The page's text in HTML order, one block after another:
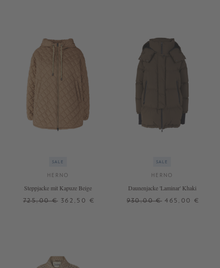
SALE
HERNO
Steppjacke mit Kapuze Beige
725,00 € 362,50 €
SALE
HERNO
Daunenjacke 'Laminar' Khaki
930,00 € 465,00 €